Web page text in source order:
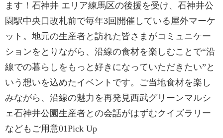
ます！石神井 エリア練馬区の後援を受け、石神井公
園駅中央口改札前で毎年3回開催している屋外マーケ
ット。地元の生産者と訪れた皆さまがコミュニケー
ションをとりながら、沿線の食材を楽しむことで“沿
線での暮らしをもっと好きになっていただきたい”と
いう想いを込めたイベントです。ご当地食材を楽し
みながら、沿線の魅力を再発見西武グリーンマルシ
ェ石神井公園生産者との会話がはずむクイズラリー
などもご用意01Pick Up